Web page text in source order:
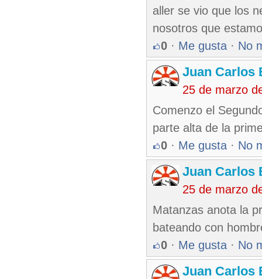
aller se vio que los
nosotros que
0 · Me gusta · No
Juan Carlos
25 de marzo
Comenzo el
parte alta de la
0 · Me gusta · No
Juan Carlos
25 de marzo
Matanzas anota la
bateando con
0 · Me gusta · No
Juan Carlos